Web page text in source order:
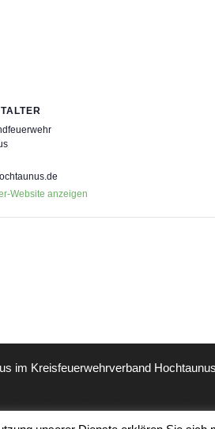
Website anzeigen
im Kreisfeuerwehrverband